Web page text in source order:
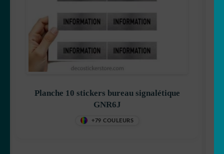
Planche 10 stickers bureau signalétique
GNR6J
+79 COULEURS